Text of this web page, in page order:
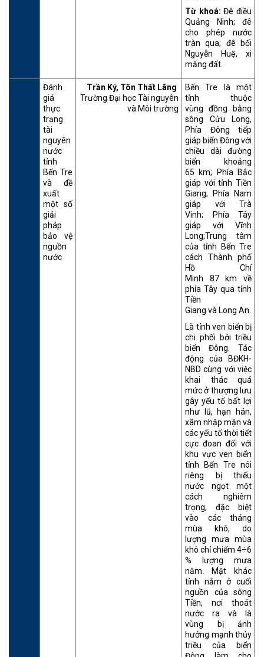
Từ khoá: Đê điều
Quảng Ninh; đê
cho phép nước
tràn qua; đê bối
Nguyễn Huệ, xi
măng đất.
Đánh
giá
thực
trạng
tài
nguyên
nước
tỉnh
Bến Tre
và đề
xuất
một số
giải
pháp
bảo vệ
nguồn
nước
Trần Ký, Tôn Thất Lãng
Trường Đại học Tài nguyên
và Môi trường
Bến Tre là một
tỉnh thuộc
vùng đồng bằng
sông Cửu Long,
Phía Đông tiếp
giáp biển Đông với
chiều dài đường
biển khoảng
65 km; Phía Bắc
giáp với tỉnh Tiền
Giang; Phía Nam
giáp với Trà
Vinh; Phía Tây
giáp với Vĩnh
Long;Trung tâm
của tỉnh Bến Tre
cách Thành phố
Hồ Chí
Minh 87 km về
phía Tây qua tỉnh
Tiền
Giang và Long An.
Là tỉnh ven biển bị
chi phối bởi triều
biển Đông. Tác
động của BĐKH-
NBD cùng với việc
khai thác quá
mức ở thượng lưu
gây yếu tố bất lợi
như lũ, hạn hán,
xâm nhập mặn và
các yếu tố thời tiết
cực đoan đối với
khu vực ven biển
tỉnh Bến Tre nói
riêng bị thiếu
nước ngọt một
cách nghiêm
trọng, đặc biệt
vào các tháng
mùa khô, do
lượng mưa mùa
khô chỉ chiếm 4÷6
% lượng mưa
năm. Mặt khác
tỉnh nằm ở cuối
nguồn của sông
Tiền, nơi thoát
nước ra và là
vùng bị ảnh
hưởng mạnh thủy
triều của biển